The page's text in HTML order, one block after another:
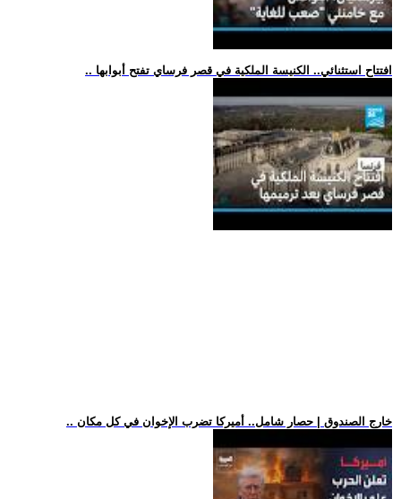
.. افتتاح استثنائي.. الكنيسة الملكية في قصر فرساي تفتح أبوابها
.. خارج الصندوق | حصار شامل.. أميركا تضرب الإخوان في كل مكان